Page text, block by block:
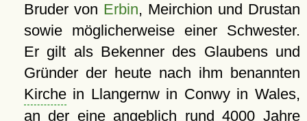
Bruder von Erbin, Meirchion und Drustan
sowie möglicherweise einer Schwester.
Er gilt als Bekenner des Glaubens und
Gründer der heute nach ihm benannten
Kirchein Llangernw in Conwy in Wales,
an der eine angeblich rund 4000 Jahre